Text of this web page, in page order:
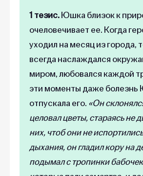
1 тезис.Юшка близок к
очеловечивает ее. Когда
уходил на месяц из города,
всегда наслаждался
миром, любовался каждой
эти моменты даже
отпускала его. «Он
целовал цветы, стараясь не
них, чтоб они не
дыхания, он гладил кору на
подымал с тропинки